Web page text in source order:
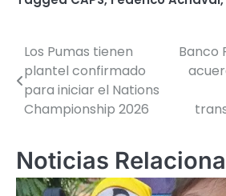
Navegación
de
entradas
Los Pumas tienen
plantel confirmado
para iniciar el Nations
Championship 2026
Banco
Noticias